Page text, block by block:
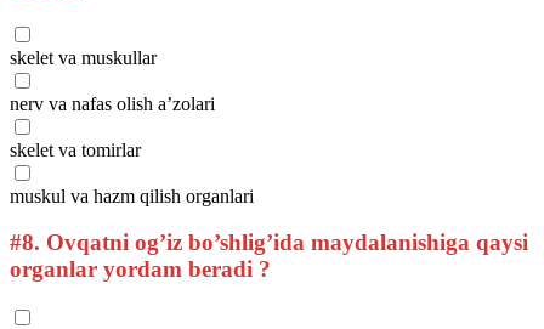
skelet va muskullar
nerv va nafas olish a’zolari
skelet va tomirlar
muskul va hazm qilish organlari
#8. Ovqatni og’iz bo’shlig’ida maydalanishiga qaysi
organlar yordam beradi ?